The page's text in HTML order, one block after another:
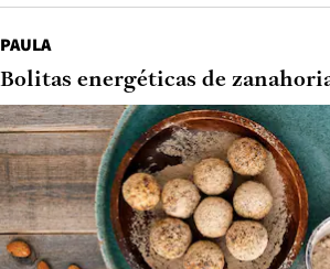
PAULA
Bolitas energéticas de